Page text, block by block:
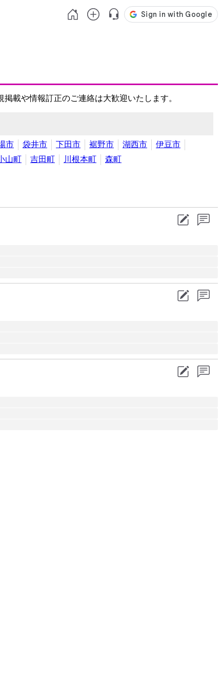
載や情報訂正のご連絡は大歓迎いたします。
市 袋井市 下田市 裾野市 湖西市
伊豆市
山町 吉田町 川根本町 森町